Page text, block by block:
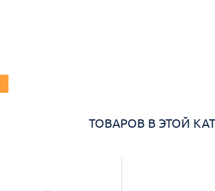
ТОВАРОВ В ЭТОЙ